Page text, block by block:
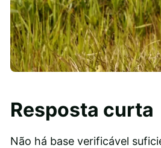
Resposta curta
Não há base verificável